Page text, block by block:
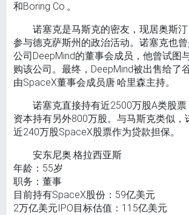
和Boring Co.。
诺塞克是马斯克的密友，现居奥斯
参与德克萨斯州的政治活动。诺塞克也
公司DeepMind的董事会成员，他曾试图
购该公司。最终，DeepMind被出售给了
由SpaceX董事会成员唐·哈里森主持。
诺塞克直接持有近2500万股A类股
资本持有另外800万股。与马斯克类似，
近240万股SpaceX股票作为贷款担保。
安东尼奥·格拉西亚斯
年龄：55岁
职务：董事
目前持有SpaceX股份：59亿美元
2万亿美元IPO目标估值：115亿美元